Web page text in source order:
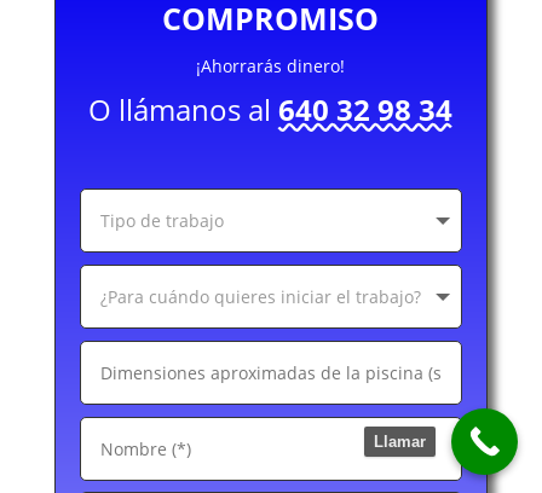
COMPROMISO
¡Ahorrarás dinero!
O llámanos al640 32 98 34
Llamar